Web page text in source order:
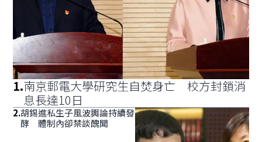
1.南京郵電大學研究生自焚身亡 校方封鎖消
息長達10日
2.胡錫進私生子風波輿論持續發
酵 體制內卻禁談醜聞